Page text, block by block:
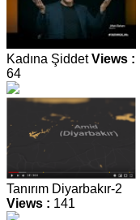
Kadına Şiddet Views :
64
Tanırım Diyarbakır-2
Views : 141